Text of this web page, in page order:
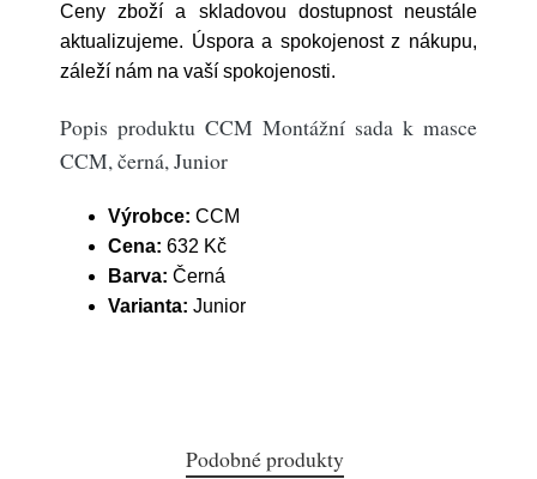
Ceny zboží a skladovou dostupnost neustále
aktualizujeme. Úspora a spokojenost z nákupu,
záleží nám na vaší spokojenosti.
Popis produktu CCM Montážní sada k masce
CCM, černá, Junior
Výrobce: CCM
Cena: 632 Kč
Barva: Černá
Varianta: Junior
Podobné produkty